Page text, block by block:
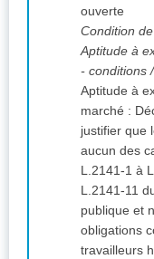
ouverte
Condition
Aptitude à
- conditions
Aptitude à
marché :
justifier que
aucun des cas
L.2141-1 à
L.2141-11
publique et
obligations
travailleurs